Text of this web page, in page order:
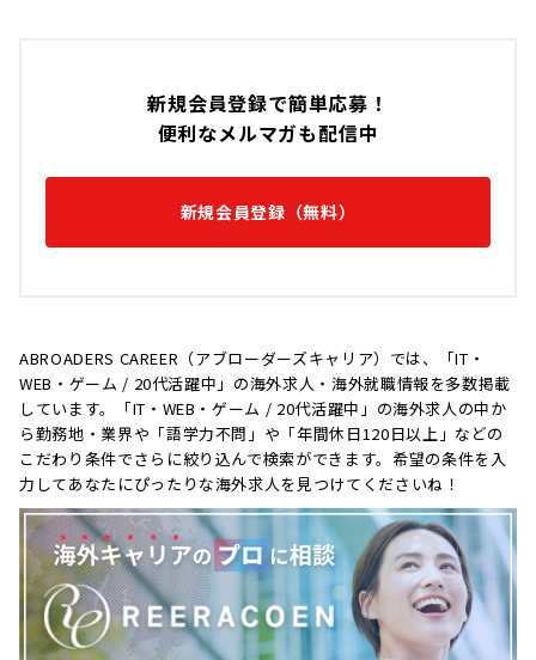
新規会員登録で簡単応募！
便利なメルマガも配信中
新規会員登録（無料）
ABROADERS CAREER（アブローダーズキャリア）では、「IT・
WEB・ゲーム / 20代活躍中」の海外求人・海外就職情報を多数掲載
しています。「IT・WEB・ゲーム / 20代活躍中」の海外求人の中か
ら勤務地・業界や「語学力不問」や「年間休日120日以上」などの
こだわり条件でさらに絞り込んで検索ができます。希望の条件を入
力してあなたにぴったりな海外求人を見つけてくださいね！